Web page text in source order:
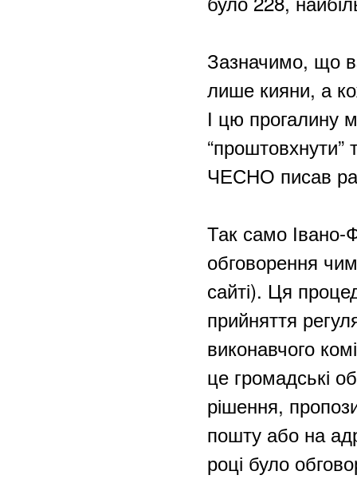
Зазначимо, що
лише кияни, а
І цю прогалину
“проштовхнути”
ЧЕСНО писав
Так само Івано-
обговорення
сайті). Ця
прийняття
виконавчого
це громадські
рішення,
пошту або на
році було